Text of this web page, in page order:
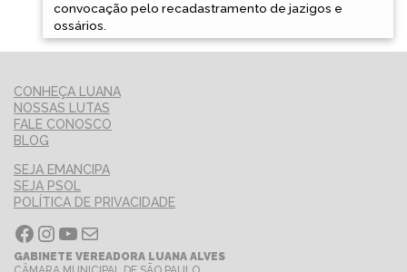
convocação pelo recadastramento de jazigos e
ossários.
CONHEÇA LUANA
NOSSAS LUTAS
FALE CONOSCO
BLOG
SEJA EMANCIPA
SEJA PSOL
POLÍTICA DE PRIVACIDADE
Facebook InstagramYoutube E-mail
GABINETE VEREADORA LUANA ALVES